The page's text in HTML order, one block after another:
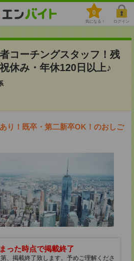
0
気になる！ ログイン
コーチングスタッフ！残
休み・年休120日以上♪
り！既卒・第二新卒OK！のおしご
った時点で掲載終了
、掲載終了致します。予めご理解くださ